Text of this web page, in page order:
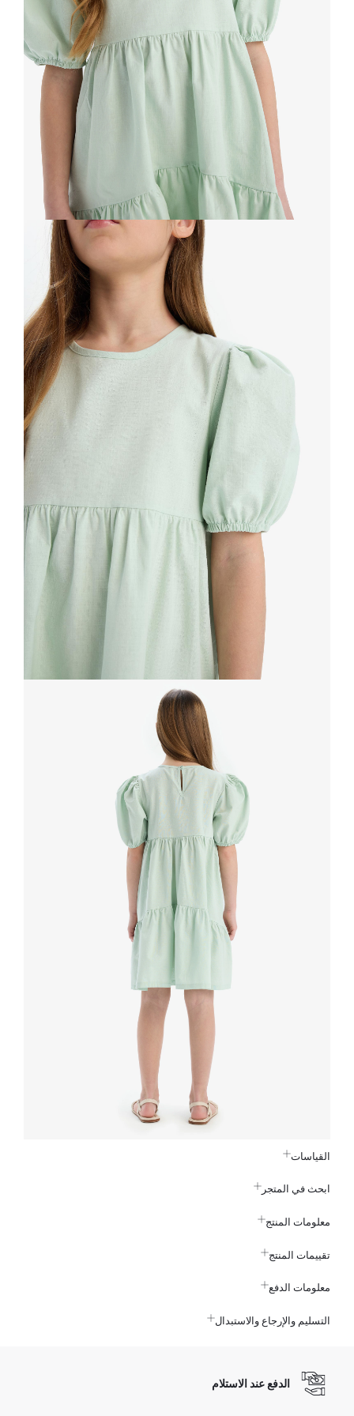
القياسات
ابحث في المتجر
معلومات المنتج
تقييمات المنتج
معلومات الدفع
التسليم والإرجاع والاستبدال
الدفع عند الاستلام